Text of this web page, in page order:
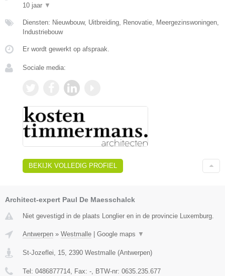
10 jaar ▼
Diensten: Nieuwbouw, Uitbreiding, Renovatie, Meergezinswoningen,
Industriebouw
Er wordt gewerkt op afspraak.
Sociale media:
BEKIJK VOLLEDIG PROFIEL
Architect-expert Paul De Maesschalck
Niet gevestigd in de plaats Longlier en in de provincie Luxemburg.
Antwerpen » Westmalle Google maps ▼
St-Jozeflei, 15, 2390 Westmalle (Antwerpen)
Tel: 0486877714, Fax: -, BTW-nr: 0635.235.677